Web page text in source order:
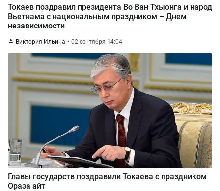
Токаев поздравил президента Во Ван Тхыонга и народ
Вьетнама с национальным праздником – Днем
независимости
Виктория Ильина 02 сентября 14:04
Главы государств поздравили Токаева с праздником
Ораза айт